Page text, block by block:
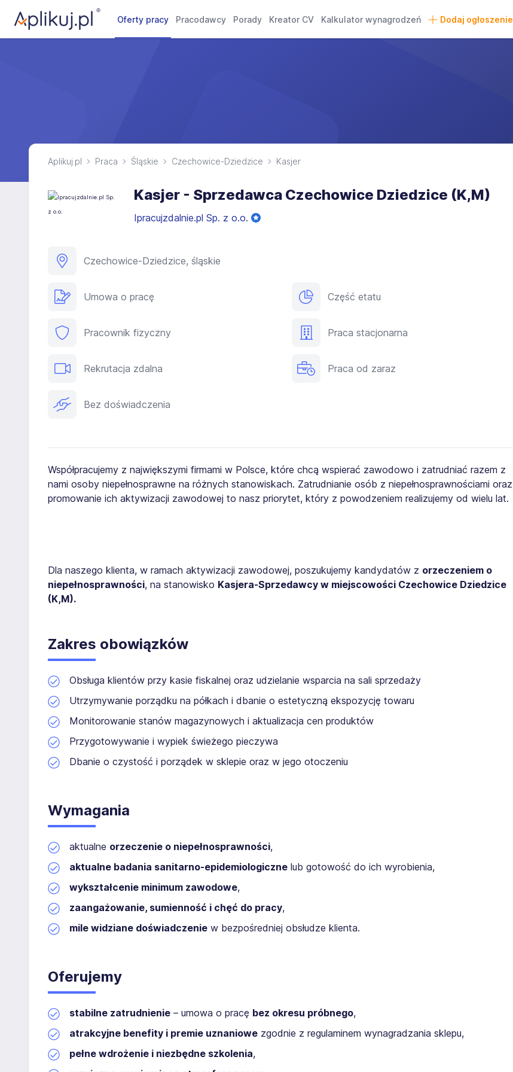
Oferty pracy Pracodawcy Porady Kreator CV Kalkulator wynagrodzeń Dodaj ogłoszenie
Aplikuj.pl Praca Śląskie Czechowice-Dziedzice Kasjer
Kasjer - Sprzedawca Czechowice Dziedzice (K,M)
Ipracujzdalnie.pl Sp. z o.o.
Czechowice-Dziedzice, śląskie
Umowa o pracę Część etatu
Pracownik fizyczny Praca stacjonarna
Rekrutacja zdalna Praca od zaraz
Bez doświadczenia
Współpracujemy z największymi firmami w Polsce, które chcą wspierać zawodowo i zatrudniać razem z
nami osoby niepełnosprawne na różnych stanowiskach. Zatrudnianie osób z niepełnosprawnościami oraz
promowanie ich aktywizacji zawodowej to nasz priorytet, który z powodzeniem realizujemy od wielu lat.
Dla naszego klienta, w ramach aktywizacji zawodowej, poszukujemy kandydatów z orzeczeniem o
niepełnosprawności, na stanowisko Kasjera-Sprzedawcy w miejscowości Czechowice Dziedzice
(K,M).
Zakres obowiązków
Obsługa klientów przy kasie fiskalnej oraz udzielanie wsparcia na sali sprzedaży
Utrzymywanie porządku na półkach i dbanie o estetyczną ekspozycję towaru
Monitorowanie stanów magazynowych i aktualizacja cen produktów
Przygotowywanie i wypiek świeżego pieczywa
Dbanie o czystość i porządek w sklepie oraz w jego otoczeniu
Wymagania
aktualne orzeczenie o niepełnosprawności,
aktualne badania sanitarno-epidemiologiczne lub gotowość do ich wyrobienia,
wykształcenie minimum zawodowe,
zaangażowanie, sumienność i chęć do pracy,
mile widziane doświadczenie w bezpośredniej obsłudze klienta.
Oferujemy
stabilne zatrudnienie – umowa o pracę bez okresu próbnego,
atrakcyjne benefity i premie uznaniowe zgodnie z regulaminem wynagradzania sklepu,
pełne wdrożenie i niezbędne szkolenia,